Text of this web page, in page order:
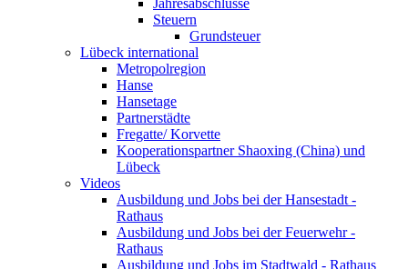
Jahresabschlüsse
Steuern
Grundsteuer
Lübeck international
Metropolregion
Hanse
Hansetage
Partnerstädte
Fregatte/ Korvette
Kooperationspartner Shaoxing (China) und
Lübeck
Videos
Ausbildung und Jobs bei der Hansestadt -
Rathaus
Ausbildung und Jobs bei der Feuerwehr -
Rathaus
Ausbildung und Jobs im Stadtwald - Rathaus